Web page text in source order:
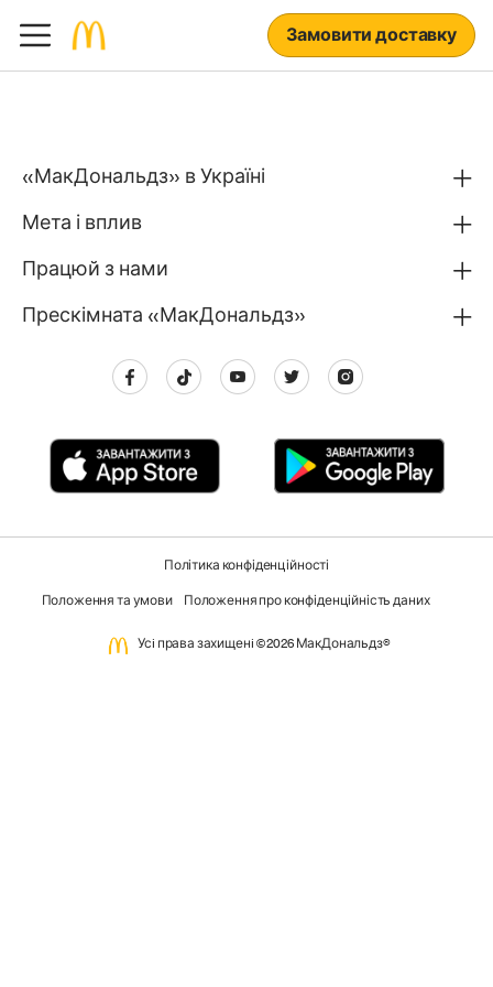
Замовити доставку
«МакДональдз» в Україні
Мета і вплив
Працюй з нами
Прескімната «МакДональдз»
Політика конфіденційності
Положення та умови Положення про конфіденційність даних
Усi права захищенi ©2026 МакДональдз®